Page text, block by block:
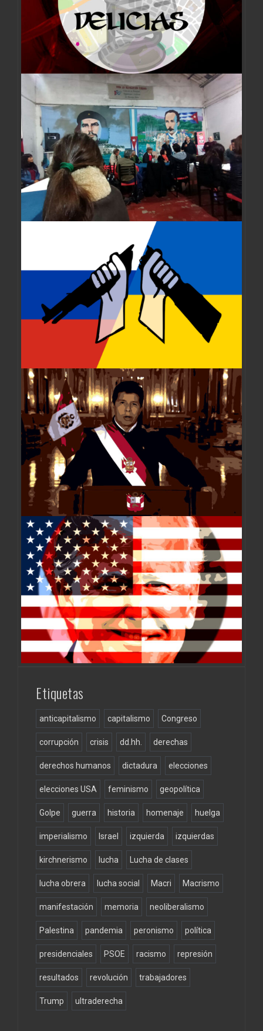
Etiquetas
anticapitalismo capitalismo Congreso
corrupción crisis dd.hh. derechas
derechos humanos dictadura elecciones
elecciones USA feminismo geopolítica
Golpe guerra historia homenaje huelga
imperialismo Israel izquierda izquierdas
kirchnerismo lucha Lucha de clases
lucha obrera lucha social Macri Macrismo
manifestación memoria neoliberalismo
Palestina pandemia peronismo política
presidenciales PSOE racismo represión
resultados revolución trabajadores
Trump ultraderecha